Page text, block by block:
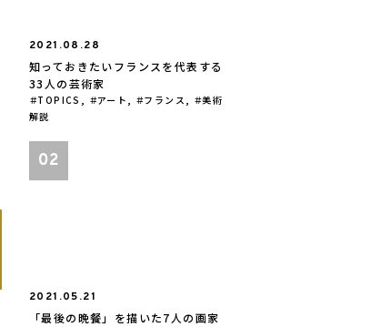
2021.08.28
知っておきたいフランスを代表する
33人の芸術家
TOPICS , アート , フランス ,
美術
解説
2021.05.21
「最後の晩餐」を描いた7人の画家